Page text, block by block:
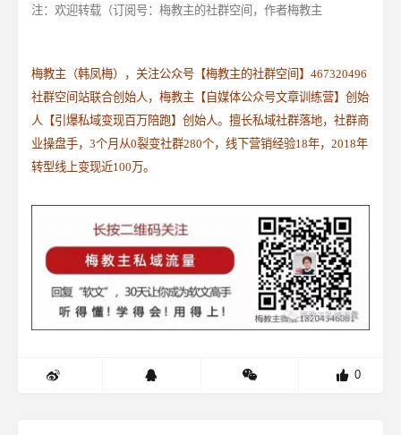
注：欢迎转载（订阅号：梅教主的社群空间，作者梅教主
梅教主（韩凤梅），关注公众号【梅教主的社群空间】467320496
社群空间站联合创始人，梅教主【自媒体公众号文章训练营】创始
人【引爆私域变现百万陪跑】创始人。 擅长私域社群落地，社群商
业操盘手，3个月从0裂变社群280个，线下营销经验18年，2018年
转型线上变现近100万。
0